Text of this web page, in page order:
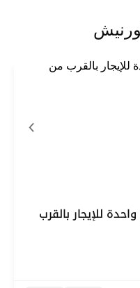
للإيجار بالقرب